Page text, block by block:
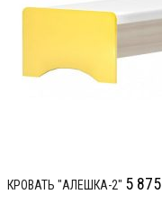
КРОВАТЬ "АЛЕШКА-2" 5 875